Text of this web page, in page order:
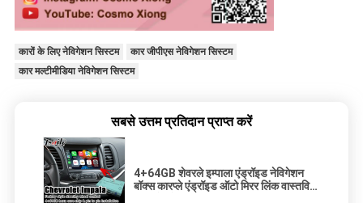
कारों के लिए नेविगेशन सिस्टम
कार जीपीएस नेविगेशन सिस्टम
कार मल्टीमीडिया नेविगेशन सिस्टम
सबसे उत्तम प्रतिदान प्राप्त करें
4+64GB शेवरले इम्पाला एंड्रॉइड नेविगेशन
बॉक्स कारप्ले एंड्रॉइड ऑटो मिरर लिंक वास्तविक